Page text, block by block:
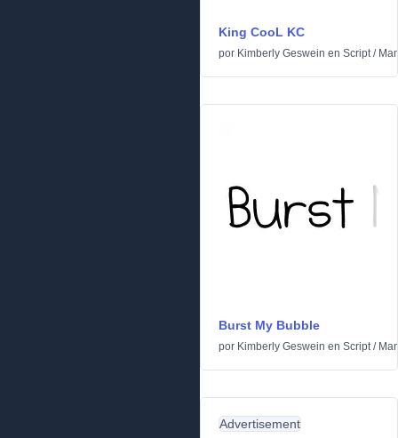
King CooL KC
por Kimberly Geswein en Script/
Burst My Bubble
por Kimberly Geswein en Script/
Advertisement